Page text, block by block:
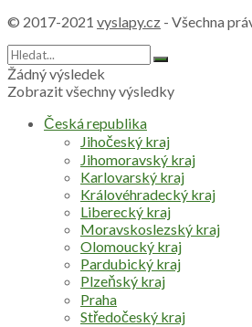
© 2017-2021 vyslapy.cz - Všechna
Žádný výsledek
Zobrazit všechny výsledky
Česká republika
Jihočeský kraj
Jihomoravský kraj
Karlovarský kraj
Královéhradecký kraj
Liberecký kraj
Moravskoslezský kraj
Olomoucký kraj
Pardubický kraj
Plzeňský kraj
Praha
Středočeský kraj